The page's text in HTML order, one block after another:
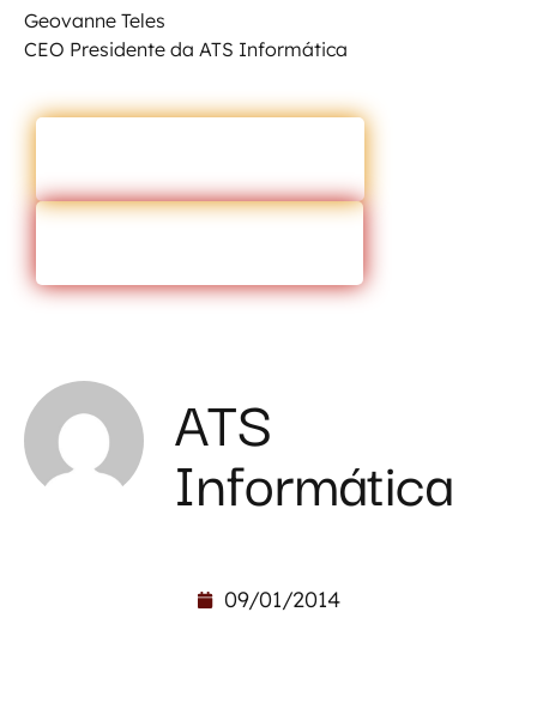
Geovanne Teles
CEO Presidente da ATS Informática
ATS
Informática
09/01/2014